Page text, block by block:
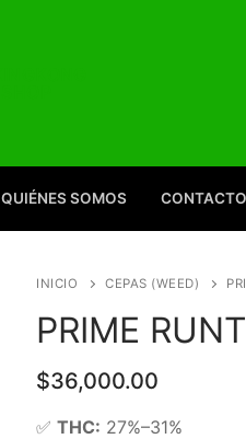
QUIÉNES SOMOS CONTACTO
INICIO CEPAS (WEED)
PRIME
$36,000.00
✅ THC: 27%–31%